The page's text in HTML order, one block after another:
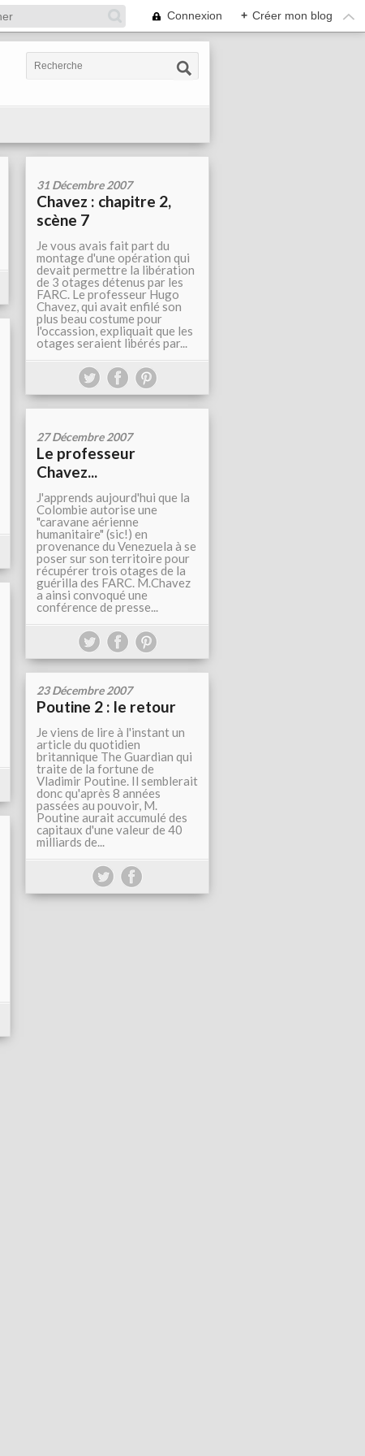
Connexion + Créer mon blog
31 Décembre 2007
Chavez : chapitre 2,
scène 7
Je vous avais fait part du
montage d'une opération qui
devait permettre la libération
de 3 otages détenus par les
FARC. Le professeur Hugo
Chavez, qui avait enfilé son
plus beau costume pour
l'occassion, expliquait que les
otages seraient libérés par...
27 Décembre 2007
Le professeur
Chavez...
J'apprends aujourd'hui que la
Colombie autorise une
"caravane aérienne
humanitaire" (sic!) en
provenance du Venezuela à se
poser sur son territoire pour
récupérer trois otages de la
guérilla des FARC. M.Chavez
a ainsi convoqué une
conférence de presse...
23 Décembre 2007
Poutine 2 : le retour
Je viens de lire à l'instant un
article du quotidien
britannique The Guardian qui
traite de la fortune de
Vladimir Poutine. Il semblerait
donc qu'après 8 années
passées au pouvoir, M.
Poutine aurait accumulé des
capitaux d'une valeur de 40
milliards de...